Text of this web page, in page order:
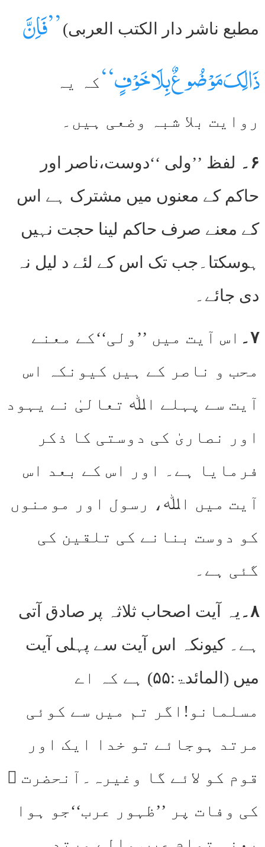
مطبع ناشر دار الکتب العربی)’’فَاِنَّ
ذَالِکَ مَوْضُوعٌ بِلَا خَوْفٍ‘‘کہ یہ
روایت بلا شبہ وضعی ہیں۔
۶۔
لفظ ’’ولی ‘‘دوست،ناصر اور
حاکم کے معنوں میں مشترک ہے اس
کے معنے صرف حاکم لینا حجت نہیں
ہوسکتا۔جب تک اس کے لئے د لیل نہ
دی جائے۔
۷۔
اس آیت میں ’’ولی‘‘کے معنے
محب و ناصر کے ہیں کیونکہ اس
آیت سے پہلے اﷲ تعالیٰ نے یہود
اور نصاریٰ کی دوستی کا ذکر
فرمایا ہے۔ اور اس کے بعد اس
آیت میں اﷲ، رسول اور مومنوں
کو دوست بنانے کی تلقین کی
گئی ہے۔
۸۔
یہ آیت اصحاب ثلاثہ پر صادق آتی
ہے۔ کیونکہ اس آیت سے پہلی آیت
میں (المائدۃ:۵۵) ہے کہ اے
مسلمانو!اگر تم میں سے کوئی
مرتد ہوجائے تو خدا ایک اور
قوم کو لائے گا وغیرہ۔آنحضرت ؐ
کی وفات پر ’’ظہور عرب‘‘جو ہوا